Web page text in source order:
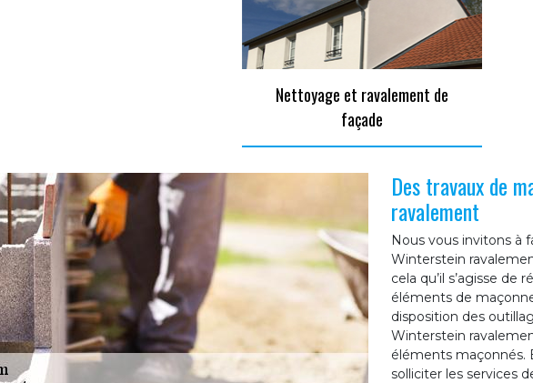
Nettoyage et ravalement de
façade
Des travaux de
ravalement
Nous vous invitons à
Winterstein
cela qu’il s’agisse de
éléments de
disposition des
Winterstein
éléments maçonnés.
solliciter les services